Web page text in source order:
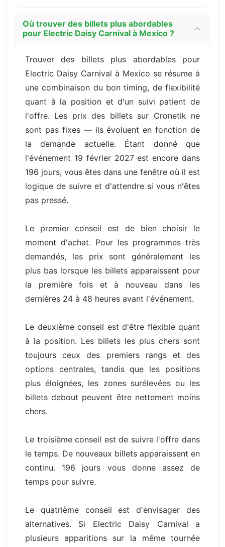
Où trouver des billets plus abordables
pour Electric Daisy Carnival à Mexico ?
Trouver des billets plus abordables pour
Electric Daisy Carnival à Mexico se résume à
une combinaison du bon timing, de flexibilité
quant à la position et d'un suivi patient de
l'offre. Les prix des billets sur Cronetik ne
sont pas fixes — ils évoluent en fonction de
la demande actuelle. Étant donné que
l'événement 19 février 2027 est encore dans
196 jours, vous êtes dans une fenêtre où il est
logique de suivre et d'attendre si vous n'êtes
pas pressé.
Le premier conseil est de bien choisir le
moment d'achat. Pour les programmes très
demandés, les prix sont généralement les
plus bas lorsque les billets apparaissent pour
la première fois et à nouveau dans les
dernières 24 à 48 heures avant l'événement.
Le deuxième conseil est d'être flexible quant
à la position. Les billets les plus chers sont
toujours ceux des premiers rangs et des
options centrales, tandis que les positions
plus éloignées, les zones surélevées ou les
billets debout peuvent être nettement moins
chers.
Le troisième conseil est de suivre l'offre dans
le temps. De nouveaux billets apparaissent en
continu. 196 jours vous donne assez de
temps pour suivre.
Le quatrième conseil est d'envisager des
alternatives. Si Electric Daisy Carnival a
plusieurs apparitions sur la même tournée